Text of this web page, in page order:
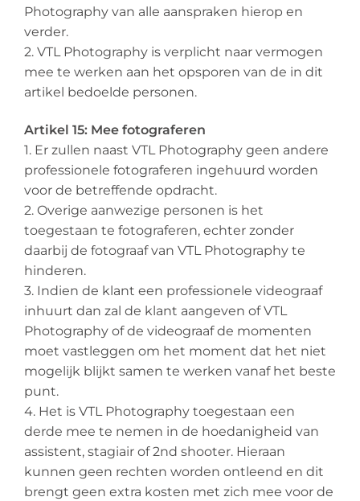
Photography van alle aanspraken hierop en
verder.
2. VTL Photography is verplicht naar vermogen
mee te werken aan het opsporen van de in dit
artikel bedoelde personen.
Artikel 15: Mee fotograferen
1. Er zullen naast VTL Photography geen andere
professionele fotograferen ingehuurd worden
voor de betreffende opdracht.
2. Overige aanwezige personen is het
toegestaan te fotograferen, echter zonder
daarbij de fotograaf van VTL Photography te
hinderen.
3. Indien de klant een professionele videograaf
inhuurt dan zal de klant aangeven of VTL
Photography of de videograaf de momenten
moet vastleggen om het moment dat het niet
mogelijk blijkt samen te werken vanaf het beste
punt.
4. Het is VTL Photography toegestaan een
derde mee te nemen in de hoedanigheid van
assistent, stagiair of 2nd shooter. Hieraan
kunnen geen rechten worden ontleend en dit
brengt geen extra kosten met zich mee voor de